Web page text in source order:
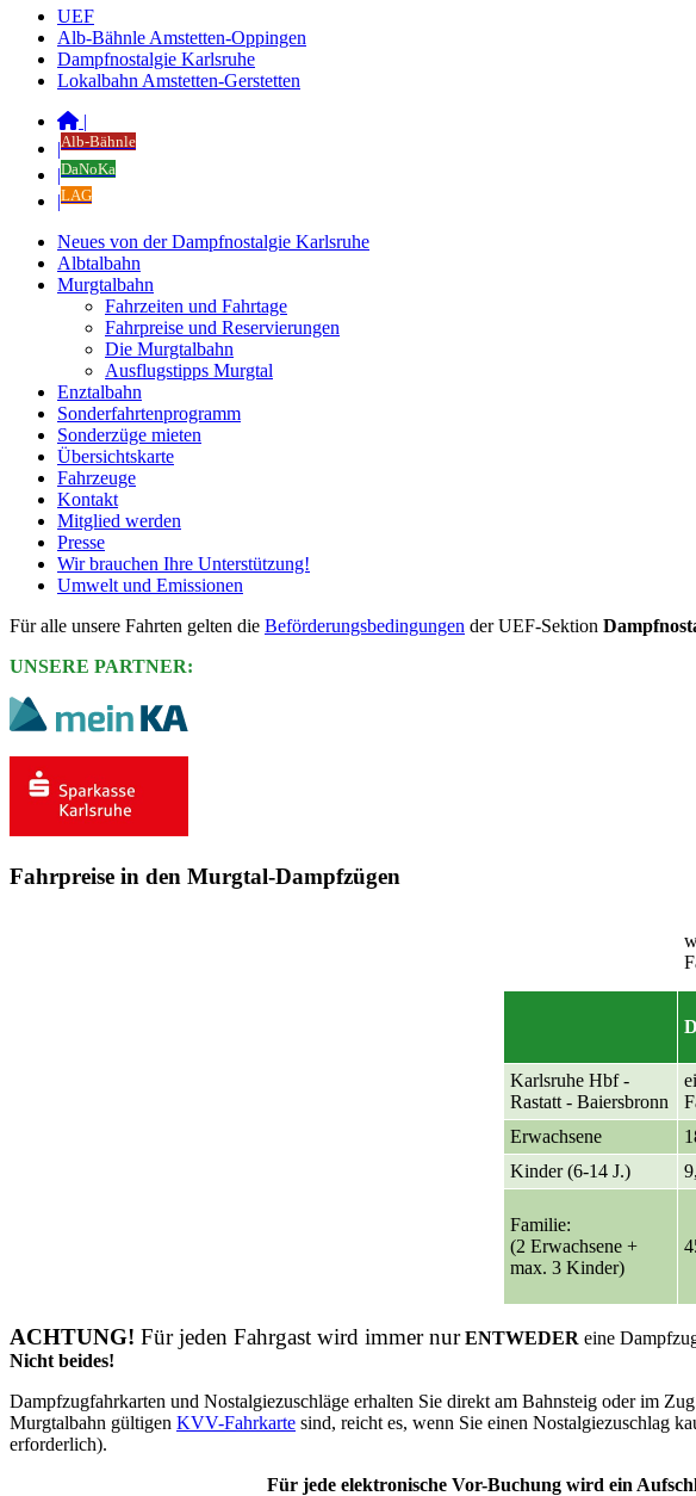
UEF
Alb-Bähnle Amstetten-Oppingen
Dampfnostalgie Karlsruhe
Lokalbahn Amstetten-Gerstetten
|
|Alb-Bähnle
|DaNoKa
|LAG
Neues von der Dampfnostalgie Karlsruhe
Albtalbahn
Murgtalbahn
Fahrzeiten und Fahrtage
Fahrpreise und Reservierungen
Die Murgtalbahn
Ausflugstipps Murgtal
Enztalbahn
Sonderfahrtenprogramm
Sonderzüge mieten
Übersichtskarte
Fahrzeuge
Kontakt
Mitglied werden
Presse
Wir brauchen Ihre Unterstützung!
Umwelt und Emissionen
Für alle unsere Fahrten gelten die Beförderungsbedingungen der UEF-Sektion
UNSERE PARTNER:
Fahrpreise in den Murgtal-Dampfzügen
Karlsruhe Hbf -
Rastatt - Baiersbronn
Erwachsene
Kinder (6-14 J.)
Familie:
(2 Erwachsene +
max. 3 Kinder)
ACHTUNG! Für jeden Fahrgast wird immer nur ENTWEDER eine
Nicht beides!
Dampfzugfahrkarten und Nostalgiezuschläge erhalten Sie direkt am Bahnsteig oder im
Murgtalbahn gültigen KVV-Fahrkarte sind, reicht es, wenn Sie einen Nostalgiezuschlag
erforderlich).
Für jede elektronische Vor-Buchung wird ein